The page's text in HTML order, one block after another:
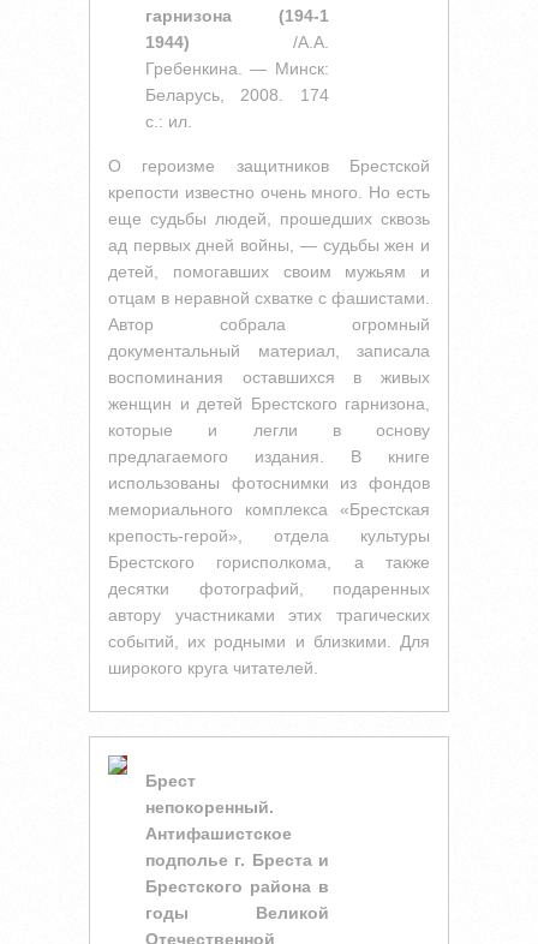
гарнизона (194-1
1944) /А.А.
Гребенкина. — Минск:
Беларусь, 2008. 174
с.: ил.
О героизме защитников Брестской
крепости известно очень много. Но есть
еще судьбы людей, прошедших сквозь
ад первых дней войны, — судьбы жен и
детей, помогавших своим мужьям и
отцам в неравной схватке с фашистами.
Автор собрала огромный
документальный материал, записала
воспоминания оставшихся в живых
женщин и детей Брестского гарнизона,
которые и легли в основу
предлагаемого издания. В книге
использованы фотоснимки из фондов
мемориального комплекса «Брестская
крепость-герой», отдела культуры
Брестского горисполкома, а также
десятки фотографий, подаренных
автору участниками этих трагических
событий, их родными и близкими. Для
широкого круга читателей.
Брест
непокоренный.
Антифашистское
подполье г. Бреста и
Брестского района в
годы Великой
Отечественной